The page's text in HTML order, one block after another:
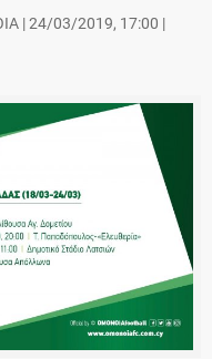
| 24/03/2019, 17:00 |